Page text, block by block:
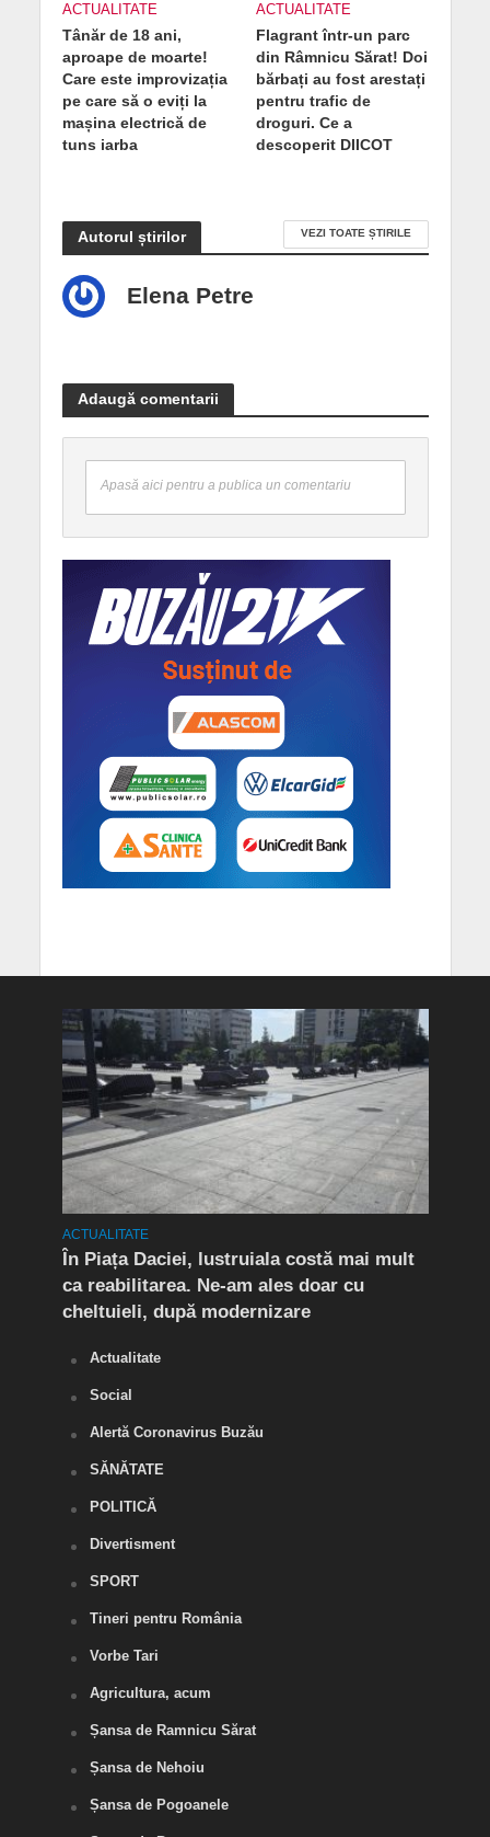
ACTUALITATE
Tânăr de 18 ani,
aproape de moarte!
Care este improvizația
pe care să o eviți la
mașina electrică de
tuns iarba
ACTUALITATE
Flagrant într-un parc
din Râmnicu Sărat! Doi
bărbați au fost arestați
pentru trafic de
droguri. Ce a
descoperit DIICOT
Autorul știrilor VEZI TOATE ȘTIRILE
Elena Petre
Adaugă comentarii
Apasă aici pentru a publica un comentariu
ACTUALITATE
În Piața Daciei, lustruiala costă mai mult
ca reabilitarea. Ne-am ales doar cu
cheltuieli, după modernizare
Actualitate
Social
Alertă Coronavirus Buzău
SĂNĂTATE
POLITICĂ
Divertisment
SPORT
Tineri pentru România
Vorbe Tari
Agricultura, acum
Șansa de Ramnicu Sărat
Șansa de Nehoiu
Șansa de Pogoanele